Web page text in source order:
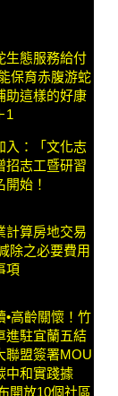
生態服務給付
保育赤腹游蛇
助這樣的好康
1
入：「文化志
招志工暨研習
開始！
計算房地交易
除之必要費用
項
•高齡關懷！竹
進駐宜蘭五結
聯盟簽署MOU
中和實踐據
開放10個社區